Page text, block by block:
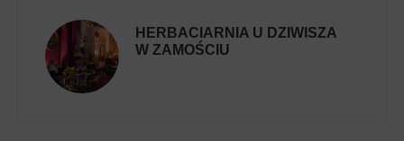
HERBACIARNIA U DZIWISZA
W ZAMOŚCIU